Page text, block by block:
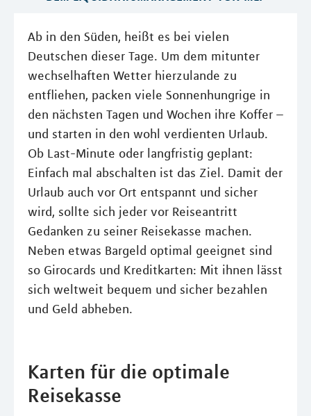
Ab in den Süden, heißt es bei vielen
Deutschen dieser Tage. Um dem mitunter
wechselhaften Wetter hierzulande zu
entfliehen, packen viele Sonnenhungrige in
den nächsten Tagen und Wochen ihre Koffer –
und starten in den wohl verdienten Urlaub.
Ob Last-Minute oder langfristig geplant:
Einfach mal abschalten ist das Ziel. Damit der
Urlaub auch vor Ort entspannt und sicher
wird, sollte sich jeder vor Reiseantritt
Gedanken zu seiner Reisekasse machen.
Neben etwas Bargeld optimal geeignet sind
so Girocards und Kreditkarten: Mit ihnen lässt
sich weltweit bequem und sicher bezahlen
und Geld abheben.
Karten für die optimale
Reisekasse